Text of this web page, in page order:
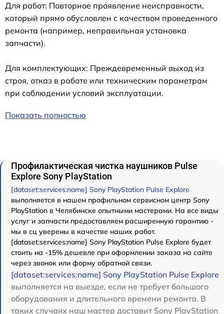
Для работ: Повторное проявление неисправности,
который прямо обусловлен с качеством проведенного
ремонта (например, неправильная установка
запчасти).
Для комплектующих: Преждевременный выход из
строя, отказ в работе или техническим параметрам
при соблюдении условий эксплуатации.
Показать полностью
Профилактическая чистка наушников Pulse
Explore Sony PlayStation
[dataset:services:name] Sony PlayStation Pulse Explore
выполняется в нашем профильном сервисном центр Sony
PlayStation в Челябинске опытными мастерами. На все виды
услуг и запчасти предоставляем расширенную гарантию -
мы в сц уверены в качестве наших работ.
[dataset:services:name] Sony PlayStation Pulse Explore будет
стоить на -15% дешевле при оформлении заказа на сайте
через звонок или форму обратной связи.
[dataset:services:name] Sony PlayStation Pulse Explore
выполняется на выезде, если не требует большого
оборудования и длительного времени ремонта. В
таких случаях наш мастер доставит Sony PlayStation